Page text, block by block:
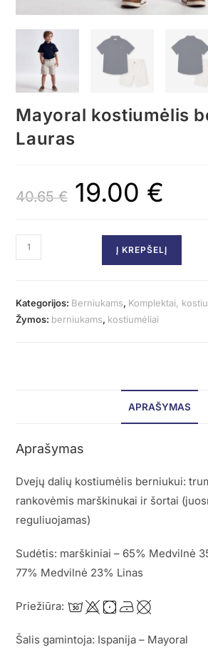
Mayoral kostiumėlis
Lauras
40.65€ 19.00 €
Į KREPŠELĮ
Kategorijos: Berniukams, Komplektai,
Žymos: berniukams, kostiumėliai
APRAŠYMAS
Aprašymas
Dvejų dalių kostiumėlis berniukui:
rankovėmis marškinukai ir šortai
reguliuojamas)
Sudėtis: marškiniai – 65% Medvilnė
77% Medvilnė 23% Linas
Priežiūra:
Šalis gamintoja: Ispanija – Mayoral